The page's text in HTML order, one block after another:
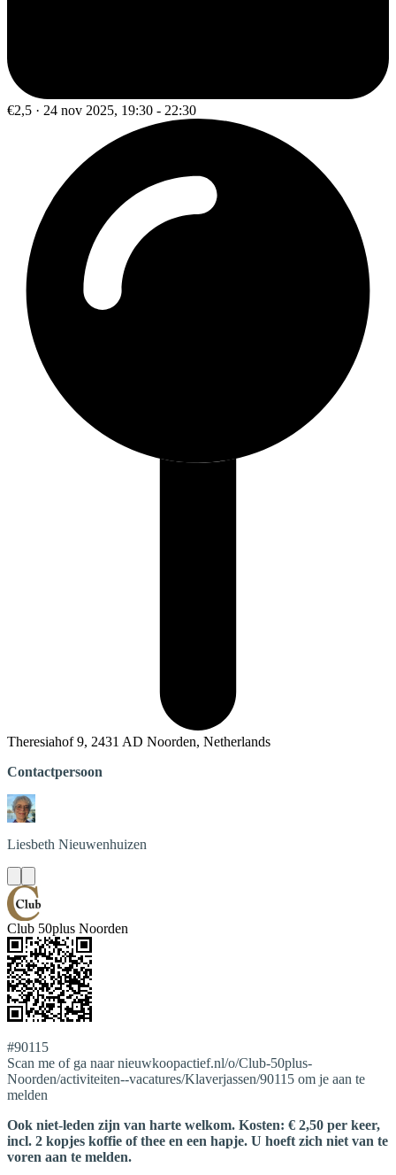
€2,5 · 24 nov 2025, 19:30 - 22:30
Theresiahof 9, 2431 AD Noorden, Netherlands
Contactpersoon
Liesbeth Nieuwenhuizen
Club 50plus Noorden
#90115
Scan me of ga naar nieuwkoopactief.nl/o/Club-50plus-
Noorden/activiteiten--vacatures/Klaverjassen/90115 om je aan te
melden
Ook niet-leden zijn van harte welkom. Kosten: € 2,50 per keer,
incl. 2 kopjes koffie of thee en een hapje. U hoeft zich niet van te
voren aan te melden.